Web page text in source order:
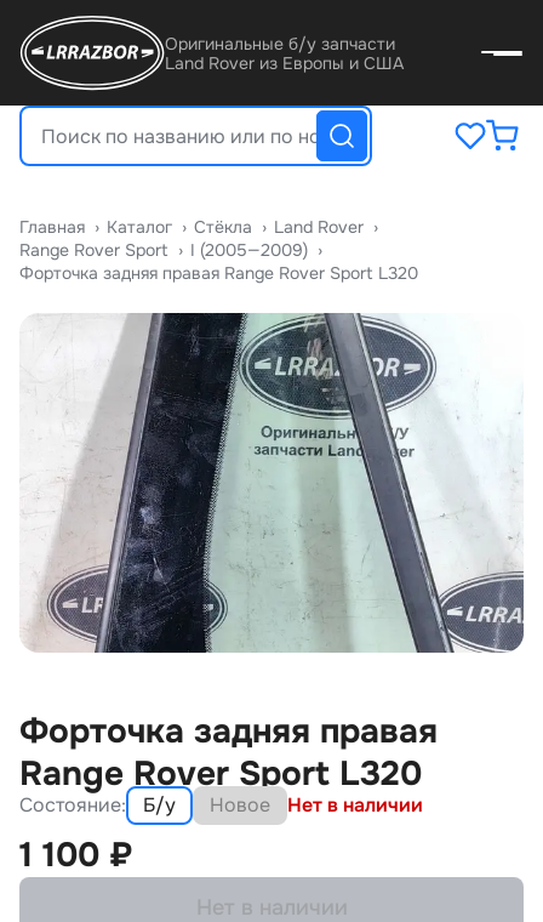
Оригинальные б/у запчасти
Land Rover из Европы и США
Главная › Катало › Стёкла › Land Rover ›
Range Rover Sport › I (2005—2009) ›
Форточка задняя правая Range Rover Sport L320
Форточка задняя правая
Range Rover Sport L320
Состояние: Б/у Новое Нет в наличии
1 100 ₽
Нет в наличии